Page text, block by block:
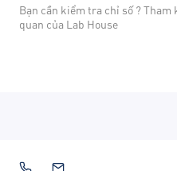
Bạn cần kiểm tra chỉ số ?
quan của Lab House